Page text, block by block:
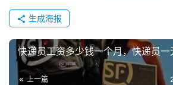
P
生成海报
快递员工资多少钱一个月，快递员一
上一篇